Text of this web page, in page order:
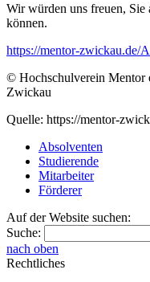
Wir würden uns freuen,
können.
https://mentor-zwickau.de/
© Hochschulverein Mentor
Zwickau
Quelle: https://mentor-
Absolventen
Studierende
Mitarbeiter
Förderer
Auf der Website suchen:
Suche:
nach oben
Rechtliches